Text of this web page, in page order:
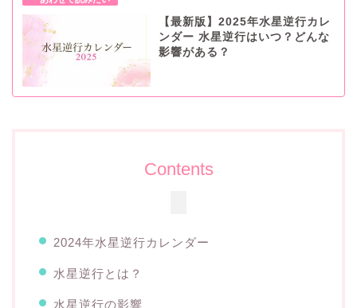
【最新版】2025年水星逆行カレ
ンダー 水星逆行はいつ？どんな
影響がある？
Contents
2024年水星逆行カレンダー
水星逆行とは？
水星逆行の影響